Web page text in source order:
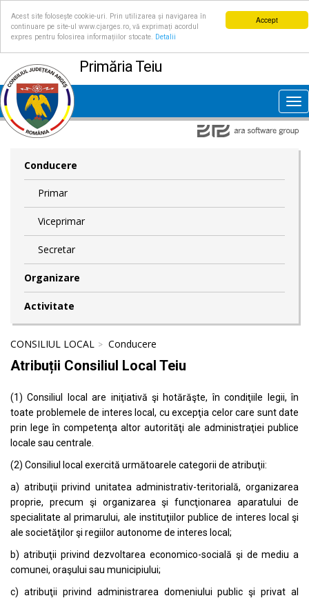
Accept
Acest site folosește cookie-uri. Prin utilizarea și navigarea în
continuare pe site-ul www.cjarges.ro, vă exprimați acordul
expres pentru folosirea informațiilor stocate.
Detalii
Primăria Teiu
Conducere
Primar
Viceprimar
Secretar
Organizare
Activitate
CONSILIUL LOCAL Conducere
Atribuții Consiliul Local Teiu
(1) Consiliul local are iniţiativă şi hotărăşte, în condiţiile legii, în
toate problemele de interes local, cu excepţia celor care sunt date
prin lege în competenţa altor autorităţi ale administraţiei publice
locale sau centrale.
(2) Consiliul local exercită următoarele categorii de atribuţii:
a) atribuţii privind unitatea administrativ-teritorială, organizarea
proprie, precum şi organizarea şi funcţionarea aparatului de
specialitate al primarului, ale instituţiilor publice de interes local şi
ale societăţilor şi regiilor autonome de interes local;
b) atribuţii privind dezvoltarea economico-socială şi de mediu a
comunei, oraşului sau municipiului;
c) atribuţii privind administrarea domeniului public şi privat al